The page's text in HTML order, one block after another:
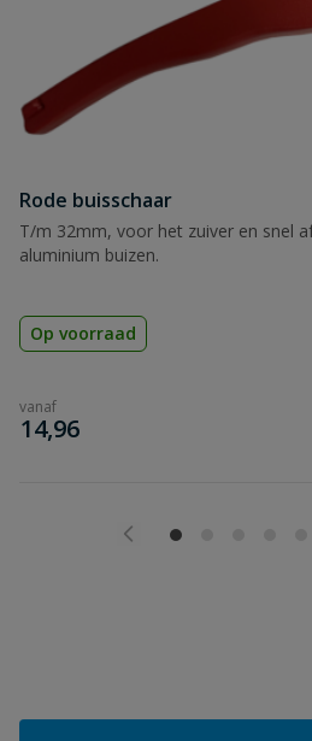
Rode buisschaar
T/m 32mm, voor het zuiver en snel
aluminium buizen.
Op voorraad
vanaf
€
14,96